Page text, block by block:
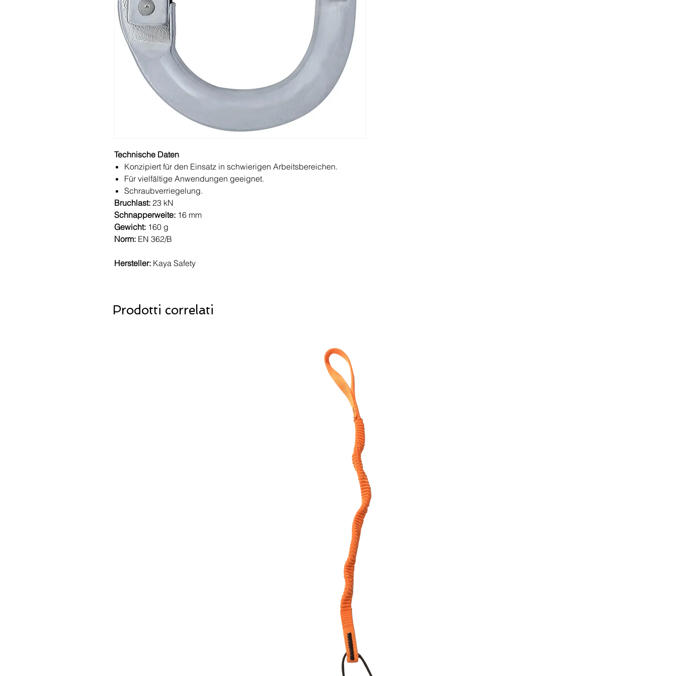
Technische Daten
Konzipiert für den Einsatz in schwierigen Arbeitsbereichen.
Für vielfältige Anwendungen geeignet.
Schraubverriegelung.
Bruchlast: 23 kN
Schnapperweite: 16 mm
Gewicht: 160 g
Norm: EN 362/B
Hersteller: Kaya Safety
Prodotti correlati